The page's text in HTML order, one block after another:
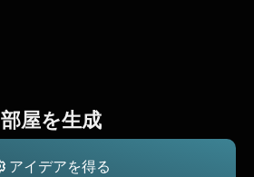
部屋を生成
アイデアを得る